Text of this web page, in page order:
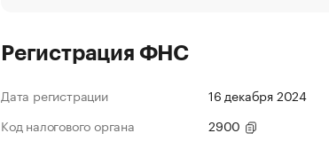
Регистрация ФНС
Дата регистрации
16 декабря 2024
Код налогового органа
2900